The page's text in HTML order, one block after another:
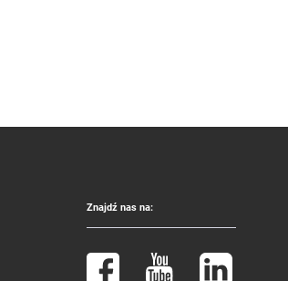
Znajdź nas na: